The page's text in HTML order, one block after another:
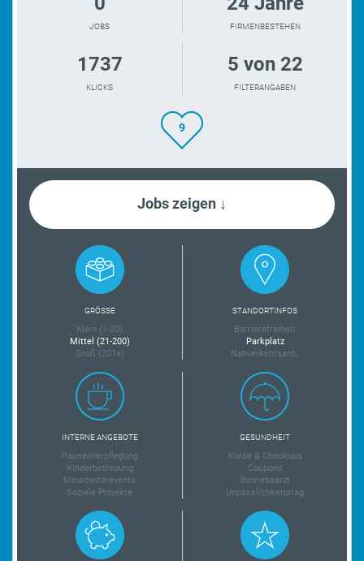
JOBS FIRMENBESTEHEN
1737
KLICKS
5 von 22
FILTERANGABEN
9
Jobs zeigen ↓
GRÖSSE
Klein (1-20)
Mittel (21-200)
Groß (201+)
STANDORTINFOS
Barrierefreiheit
Parkplatz
Nahverkehrsanb.
INTERNE ANGEBOTE
Pausenverpflegung
Kinderbetreuung
Mitarbeiterevents
Soziale Projekte
GESUNDHEIT
Kurse & Checkups
Coupons
Betriebsarzt
Unpässlichkeitstag